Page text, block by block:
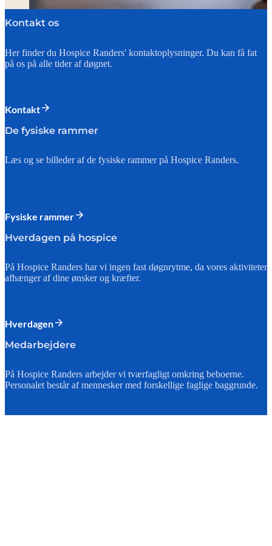
Kontakt os
Her finder du Hospice Randers' kontaktoplysninger. Du kan få fat
på os på alle tider af døgnet.
Kontakt
De fysiske rammer
Læs og se billeder af de fysiske rammer på Hospice Randers.
Fysiske rammer
Hverdagen på hospice
På Hospice Randers har vi ingen fast døgnrytme, da vores aktiviteter
afhænger af dine ønsker og kræfter.
Hverdagen
Medarbejdere
På Hospice Randers arbejder vi tværfagligt omkring beboerne.
Personalet består af mennesker med forskellige faglige baggrunde.